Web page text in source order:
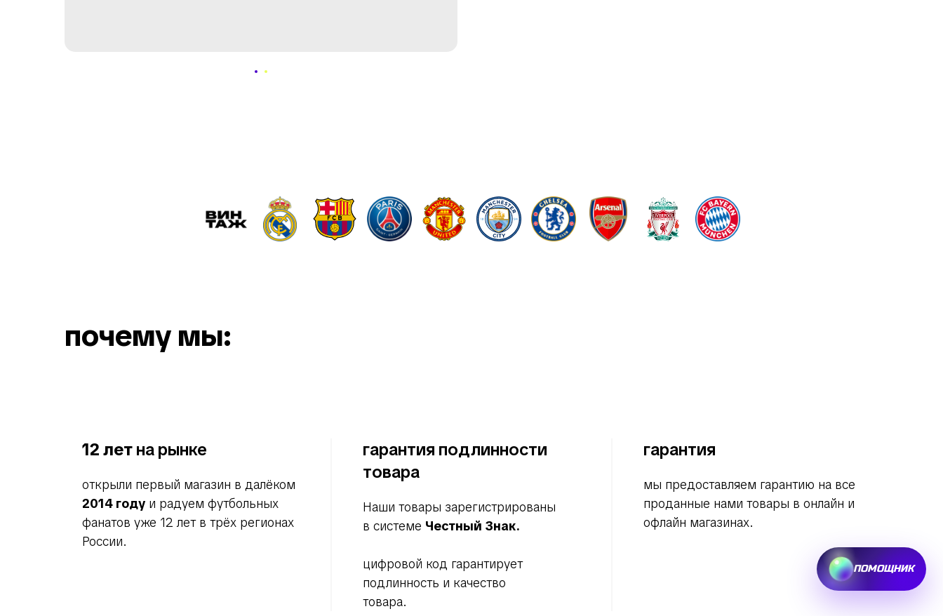
ПОМОЩНИК
почему мы:
12 летна рынке
открыли первый магазин в далёком
2014 году и радуем футбольных
фанатов уже 12 лет в трёх регионах
России.
гарантия подлинности
товара
Наши товары зарегистрированы
в системе Честный Знак.
цифровой код гарантирует
подлинность и качество
товара.
гарантия
мы предоставляем гарантию на все
проданные нами товары в онлайн и
офлайн магазинах.